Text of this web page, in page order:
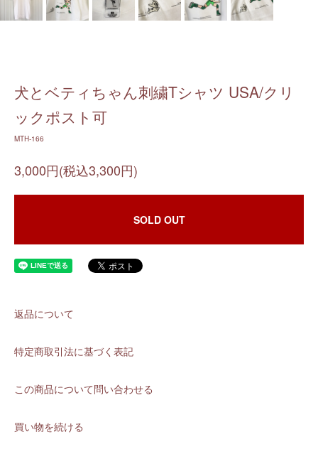
犬とベティちゃん刺繍Tシャツ USA/クリ
ックポスト可
MTH-166
3,000円(税込3,300円)
SOLD OUT
返品について
特定商取引法に基づく表記
この商品について問い合わせる
買い物を続ける